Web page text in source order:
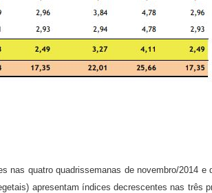
nas quatro quadrissemanas de novembro/2014
apresentam índices decrescentes nas três